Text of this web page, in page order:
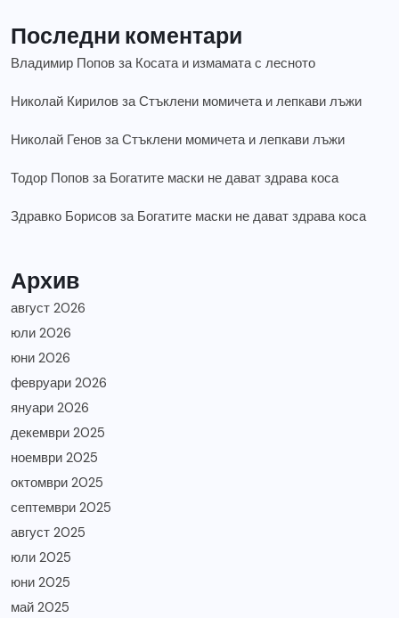
Последни коментари
Владимир Попов за Косата и измамата с лесното
Николай Кирилов заСтъклени момичета и лепкави лъжи
Николай Генов заСтъклени момичета и лепкави лъжи
Тодор Попов за Богатите маски не дават здрава коса
Здравко Борисов за Богатите маски не дават здрава коса
Архив
август 2026
юли 2026
юни 2026
февруари 2026
януари 2026
декември 2025
ноември 2025
октомври 2025
септември 2025
август 2025
юли 2025
юни 2025
май 2025